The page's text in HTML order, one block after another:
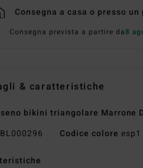
Consegna a casa o presso
Consegna prevista a partire da8
& caratteristiche
bikini triangolare Marrone
BL000296 Codice colore esp1